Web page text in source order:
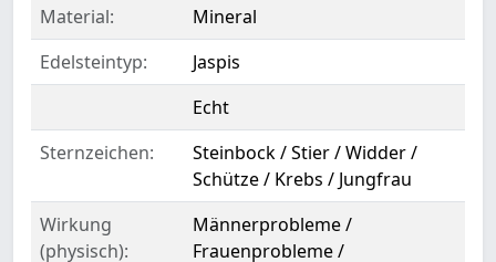
Material:
Mineral
Edelsteintyp:
Jaspis
Echt
Sternzeichen:
Steinbock / Stier / Widder /
Schütze / Krebs / Jungfrau
Wirkung
(physisch):
Männerprobleme /
Frauenprobleme /